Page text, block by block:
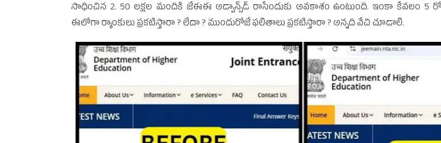
సాధించిన 2. 50 లక్షల మందికి జేఈఈ అడ్వాన్స్‌డ్‌ రాసేందుకు అవకాశం ఉంటుంది. ఇంకా కేవలం 5
ఈలోగా ర్యాంకులు ప్రకటిస్తారా ? లేదా ? ముందురోజే ఫలితాలు ప్రకటిస్తారా ? అన్నది వేచి చూడాలి.